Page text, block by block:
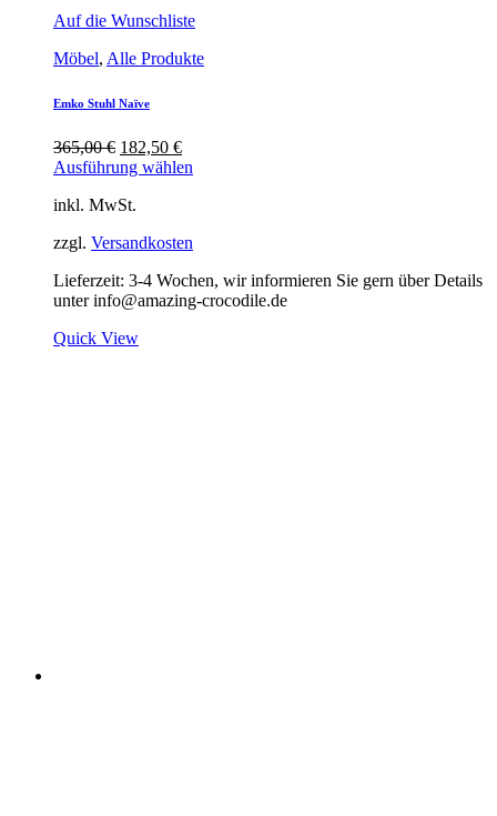
Auf die Wunschliste
Möbel, Alle Produkte
Emko Stuhl Naïve
365,00€ Ursprünglicher
Preis
365,00 €
182,50 €Aktueller
Preis
Ausführung wählen
inkl. MwSt.
zzgl. Versandkosten
Lieferzeit: 3-4 Wochen, wir informieren Sie gern über Details
unter info@amazing-crocodile.de
Quick View